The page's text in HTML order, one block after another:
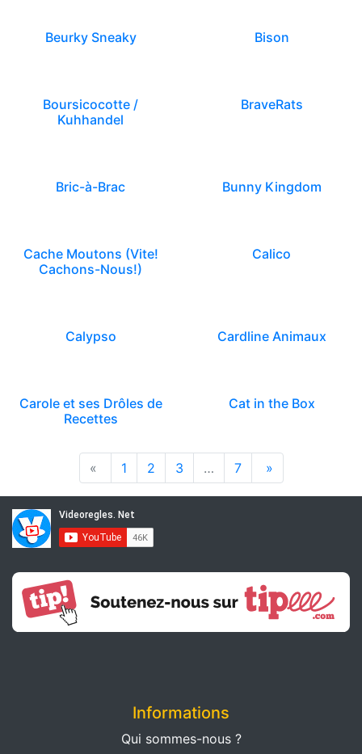
Beurky Sneaky Bison
Boursicocotte /
Kuhhandel
BraveRats
Bric-à-Brac Bunny Kingdom
Cache Moutons (Vite!
Cachons-Nous!)
Calico
Calypso Cardline Animaux
Carole et ses Drôles de
Recettes
Cat in the Box
« 1 2 3 … 7 »
Informations
Qui sommes-nous ?